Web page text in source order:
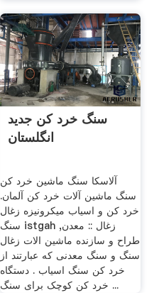
سنگ خرد کن جدید
انگلستان
آلاسکا سنگ ماشین خرد کن
سنگ ماشین آلات خرد کن آلمان.
خرد کن و اسیاب میکرونیزه زغال
سنگ istgah زغال :: معدن,
طراح و سازنده ماشین الات زغال
سنگ و سنگ معدنی که عبارتند از
خرد کن سنگ اسیاب . دستگاه
خرد کن کوچک برای سنگ ...